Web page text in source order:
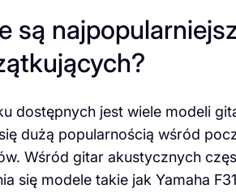
są
dostępnych jest wiele modeli
dużą popularnością wśród
Wśród gitar akustycznych
się modele takie jak Yamaha